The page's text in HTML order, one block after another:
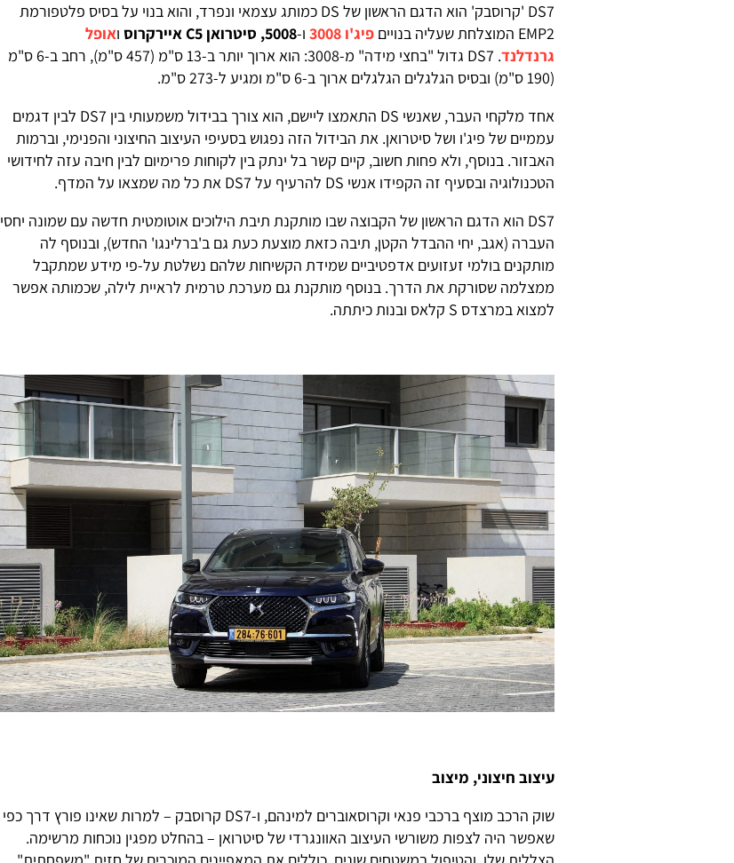
DS7 'קרוסבק' הוא הדגם הראשון של DS כמותג עצמאי ונפרד, והוא בנוי על בסיס פלטפורמת
EMP2 המוצלחת שעליה בנויים
פיג'ו 3008 ו-5008, סיטרואן C5 איירקרוס ואופל
גרנדלנד
. DS7 גדול "בחצי מידה" מ-3008: הוא ארוך יותר ב-13 ס"מ (457 ס"מ), רחב ב-6 ס"מ
(190 ס"מ) ובסיס הגלגלים הגלגלים ארוך ב-6 ס"מ ומגיע ל-273 ס"מ.
אחד מלקחי העבר, שאנשי DS התאמצו ליישם, הוא צורך בבידול משמעותי בין DS7 לבין דגמים
עממיים של פיג'ו ושל סיטרואן. את הבידול הזה נפגוש בסעיפי העיצוב החיצוני והפנימי, וברמות
האבזור. בנוסף, ולא פחות חשוב, קיים קשר בל ינתק בין לקוחות פרימיום לבין חיבה עזה לחידושי
הטכנולוגיה ובסעיף זה הקפידו אנשי DS להרעיף על DS7 את כל מה שמצאו על המדף.
DS7 הוא הדגם הראשון של הקבוצה שבו מותקנת תיבת הילוכים אוטומטית חדשה עם שמונה יחסי
העברה (אגב, יחי ההבדל הקטן, תיבה כזאת מוצעת כעת גם ב'ברלינגו' החדש), ובנוסף לה
מותקנים בולמי זעזועים אדפטיביים שמידת הקשיחות שלהם נשלטת על-פי מידע שמתקבל
ממצלמה שסורקת את הדרך. בנוסף מותקנת גם מערכת טרמית לראיית לילה, שכמותה אפשר
למצוא במרצדס S קלאס ובנות כיתתה.
עיצוב חיצוני, מיצוב
שוק הרכב מוצף ברכבי פנאי וקרוסאוברים למינהם, ו-DS7 קרוסבק – למרות שאינו פורץ דרך כפי
שאפשר היה לצפות משורשי העיצוב האוונגרדי של סיטרואן – בהחלט מפגין נוכחות מרשימה.